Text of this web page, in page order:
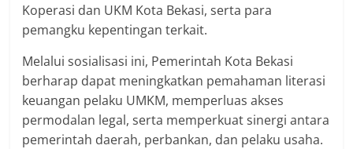
Koperasi dan UKM Kota Bekasi, serta para
pemangku kepentingan terkait.
Melalui sosialisasi ini, Pemerintah Kota Bekasi
berharap dapat meningkatkan pemahaman literasi
keuangan pelaku UMKM, memperluas akses
permodalan legal, serta memperkuat sinergi antara
pemerintah daerah, perbankan, dan pelaku usaha.